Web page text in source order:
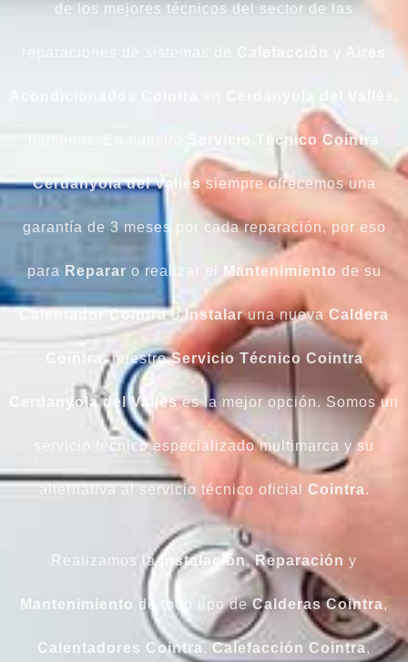
de los mejores técnicos del sector de las
Servicio Técnico Cointra
Cerdanyola del Vallèssiempre ofrecemos una
garantía de 3 meses por cada reparación, por eso
para Reparar o realizar el Mantenimiento de su
Calentador Cointrao Instalaruna nueva Caldera
Cointra , nuestroServicio Técnico Cointra
Cerdanyola del Vallèses la mejor opción. Somos un
servicio técnico especializado multimarca y su
alternativa al servicio técnico oficial Cointra.
Realizamos laInstalación,Reparación y
Mantenimiento de todo tipo deCalderas Cointra,
Calentadores Cointra , Calefacción Cointra,